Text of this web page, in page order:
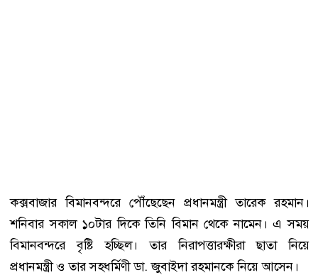
কক্সবাজার বিমানবন্দরে পৌঁছেছেন প্রধানমন্ত্রী তারেক রহমান।
শনিবার সকাল ১০টার দিকে তিনি বিমান থেকে নামেন। এ সময়
বিমানবন্দরে বৃষ্টি হচ্ছিল। তার নিরাপত্তারক্ষীরা ছাতা নিয়ে
প্রধানমন্ত্রী ও তার সহধর্মিণী ডা. জুবাইদা রহমানকে নিয়ে আসেন।